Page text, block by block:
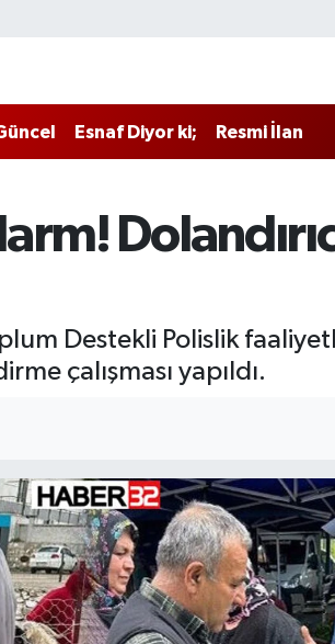
Esnaf Diyor ki; Resmi İlan
Destekli Polislik
çalışması yapıldı.